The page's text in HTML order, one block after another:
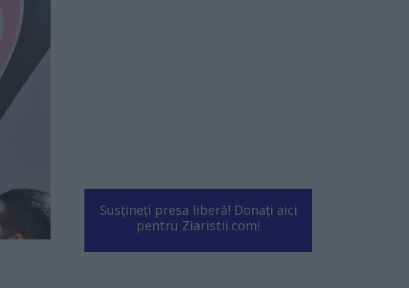
Susțineți presa liberă! Donați aici
pentru Ziaristii.com!